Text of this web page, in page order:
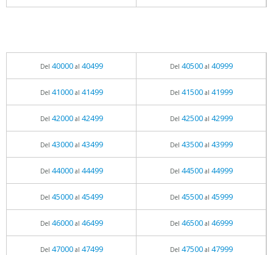
Del 40000al 40499 Del 40500al 40999
Del 41000al 41499 Del 41500al 41999
Del 42000al 42499 Del 42500al 42999
Del 43000al 43499 Del 43500al 43999
Del 44000al 44499 Del 44500al 44999
Del 45000al 45499 Del 45500al 45999
Del 46000al 46499 Del 46500al 46999
Del 47000al 47499 Del 47500al 47999